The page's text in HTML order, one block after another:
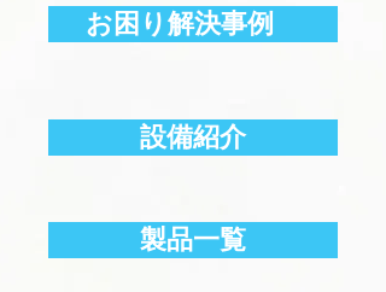
お困り解決事例
設備紹介
製品一覧